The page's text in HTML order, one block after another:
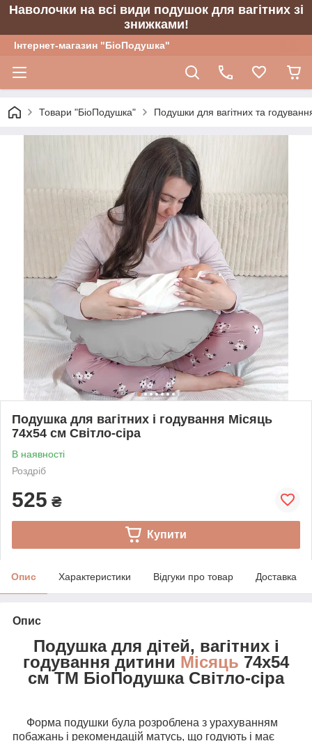
Наволочки на всі види подушок для вагітних зі
знижками!
Інтернет-магазин "БіоПодушка"
Товари "БіоПодушка" Подушки для вагітних та
Подушка для вагітних і годування Місяць
74х54 см Світло-сіра
В наявності
Роздріб
525 ₴
Купити
Опис Характеристики Відгуки про товар Доставка
Опис
Подушка для дітей, вагітних і
годування дитини Місяць 74х54
см ТМ БіоПодушка Світло-сіра
Форма подушки була розроблена з урахуванням
побажань і рекомендацій матусь, що годують і має